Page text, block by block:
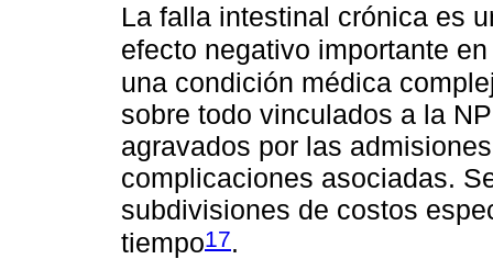
La falla intestinal crónica es
efecto negativo importante
una condición médica
sobre todo vinculados a la
agravados por las
complicaciones asociadas.
subdivisiones de costos
tiempo17.